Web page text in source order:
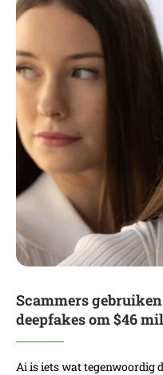
Scammers
deepfakes om $46
Ai is iets wat tegenwoordig